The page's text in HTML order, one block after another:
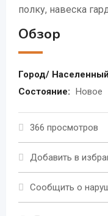
полку, навеска
Обзор
Город/
Состояние: Новое
366 просмотров
Добавить в
Сообщить о